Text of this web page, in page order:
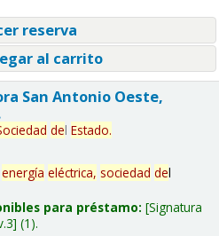
reserva
al carrito
San Antonio Oeste,
del Estado.
energía eléctrica, sociedad del
para préstamo: Signatura
(1).